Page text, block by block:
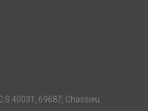
40031, 69687, Chassieu